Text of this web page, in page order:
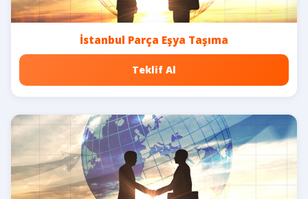
İstanbul Parça Eşya Taşıma
Teklif Al